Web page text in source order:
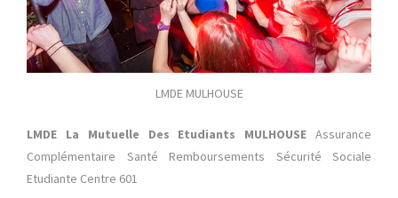
LMDE MULHOUSE
LMDE La Mutuelle Des Etudiants MULHOUSE Assurance
Complémentaire Santé Remboursements Sécurité Sociale
Etudiante Centre 601